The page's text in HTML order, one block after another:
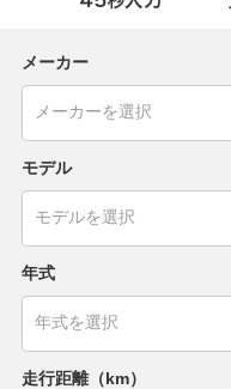
メーカー
モデル
年式
走行距離（km）